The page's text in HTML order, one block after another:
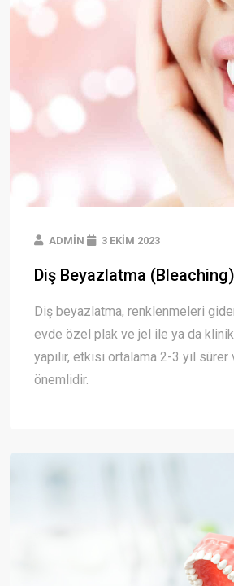
ADMIN 3 EKIM 2023
Diş Beyazlatma (Bleaching)
Diş beyazlatma, renklenmeleri
evde özel plak ve jel ile ya da
yapılır, etkisi ortalama 2-3 yıl sürer
önemlidir.